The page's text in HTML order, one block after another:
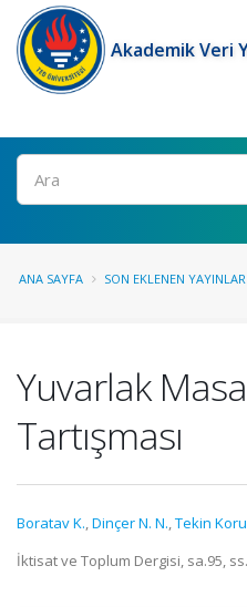
Akademik Veri
Ara
ANA SAYFA SON EKLENEN YAYINLAR
Yuvarlak
Tartışması
Boratav K.,Dinçer N. N.,Tekin
İktisat ve Toplum Dergisi, sa.95,